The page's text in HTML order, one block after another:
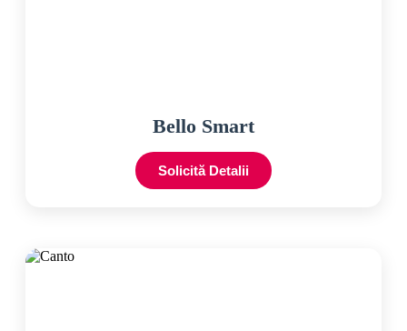
Bello Smart
Solicită Detalii